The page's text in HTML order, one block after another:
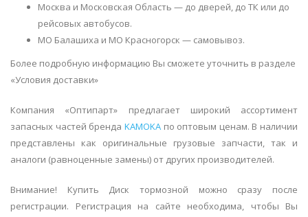
Москва и Московская Область — до дверей, до ТК или до
рейсовых автобусов.
МО Балашиха и МО Красногорск — самовывоз.
Более подробную информацию Вы сможете уточнить в разделе
«Условия доставки»
Компания «Оптипарт» предлагает широкий ассортимент
запасных частей бренда KAMOKAпо оптовым ценам. В наличии
представлены как оригинальные грузовые запчасти, так и
аналоги (равноценные замены) от других производителей.
Внимание! Купить Диск тормозной можно сразу после
регистрации. Регистрация на сайте необходима, чтобы Вы